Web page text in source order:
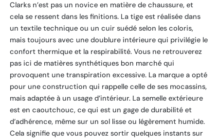
Clarks n’est pas un novice en matière de chaussure, et
cela se ressent dans les finitions. La tige est réalisée dans
un textile technique ou un cuir suédé selon les coloris,
mais toujours avec une doublure intérieure qui privilégie le
confort thermique et la respirabilité. Vous ne retrouverez
pas ici de matières synthétiques bon marché qui
provoquent une transpiration excessive. La marque a opté
pour une construction qui rappelle celle de ses mocassins,
mais adaptée à un usage d’intérieur. La semelle extérieure
est en caoutchouc, ce qui est un gage de durabilité et
d’adhérence, même sur un sol lisse ou légèrement humide.
Cela signifie que vous pouvez sortir quelques instants sur